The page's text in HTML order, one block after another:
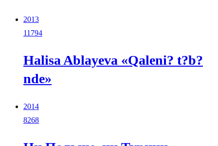
2013
11794
Halisa Ablayeva «Qaleni? t?b?
nde»
2014
8268